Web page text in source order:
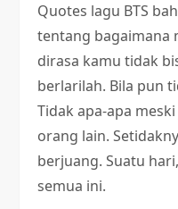
Quotes lagu BTS
tentang bagaimana
dirasa kamu tidak
berlarilah. Bila pun
Tidak apa-apa
orang lain.
berjuang. Suatu
semua ini.